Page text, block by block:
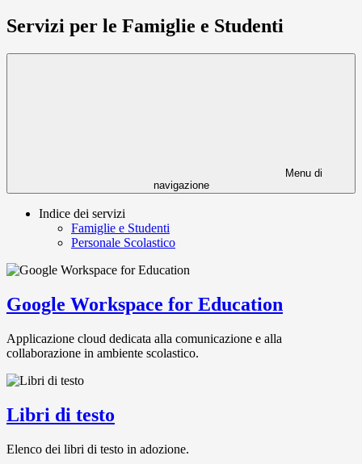
Servizi per le Famiglie e Studenti
Menu di
navigazione
Indice dei servizi
Famiglie e Studenti
Personale Scolastico
Google Workspace for Education
Applicazione cloud dedicata alla comunicazione e alla
collaborazione in ambiente scolastico.
Libri di testo
Elenco dei libri di testo in adozione.